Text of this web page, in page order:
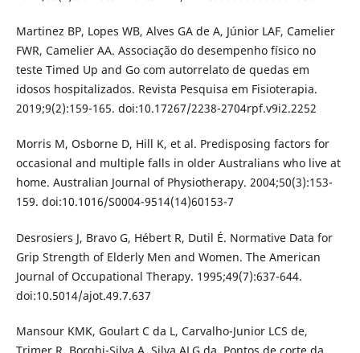
Martinez BP, Lopes WB, Alves GA de A, Júnior LAF, Camelier
FWR, Camelier AA. Associação do desempenho físico no
teste Timed Up and Go com autorrelato de quedas em
idosos hospitalizados. Revista Pesquisa em Fisioterapia.
2019;9(2):159-165. doi:10.17267/2238-2704rpf.v9i2.2252
Morris M, Osborne D, Hill K, et al. Predisposing factors for
occasional and multiple falls in older Australians who live at
home. Australian Journal of Physiotherapy. 2004;50(3):153-
159. doi:10.1016/S0004-9514(14)60153-7
Desrosiers J, Bravo G, Hébert R, Dutil É. Normative Data for
Grip Strength of Elderly Men and Women. The American
Journal of Occupational Therapy. 1995;49(7):637-644.
doi:10.5014/ajot.49.7.637
Mansour KMK, Goulart C da L, Carvalho-Junior LCS de,
Trimer R, Borghi-Silva A, Silva ALG da. Pontos de corte da